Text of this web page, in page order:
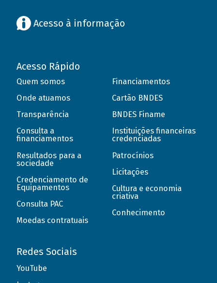
Acesso à informação
Acesso Rápido
Quem somos
Onde atuamos
Transparência
Consulta a
financiamentos
Resultados para a
sociedade
Credenciamento de
Equipamentos
Consulta PAC
Moedas contratuais
Financiamentos
Cartão BNDES
BNDES Finame
Instituições financeiras
credenciadas
Patrocínios
Licitações
Cultura e economia
criativa
Conhecimento
Redes Sociais
YouTube